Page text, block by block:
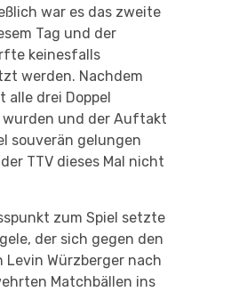
war es das zweite
Tag und der
keinesfalls
werden. Nachdem
alle drei Doppel
wurden und der Auftakt
souverän gelungen
TTV dieses Mal nicht
zum Spiel setzte
der sich gegen den
Levin Würzberger nach
Matchbällen ins